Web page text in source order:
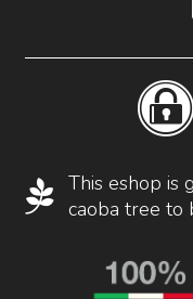
This eshop is
caoba tree to